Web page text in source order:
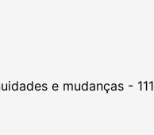
e mudanças - 111